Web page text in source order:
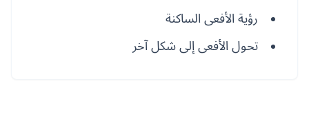
رؤية الأفعى الساكنة
تحول الأفعى إلى شكل آخر